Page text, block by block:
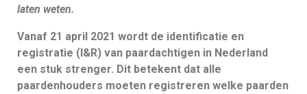
laten weten.
Vanaf 21 april 2021 wordt de identificatie en
registratie (I&R) van paardachtigen in Nederland
een stuk strenger. Dit betekent dat alle
paardenhouders moeten registreren welke paarden